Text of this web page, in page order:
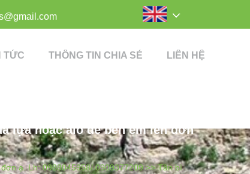
TỨC THÔNG TIN CHIA SẺ LIÊN HỆ
lựa hoặc alo để bên em lên đơn
ạ. Lh: 0988045958/ 0909377209 >>Tần bì